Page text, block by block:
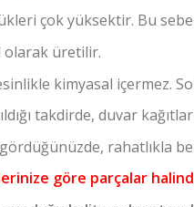
çok yüksektir. Bu
olarak üretilir.
kimyasal içermez.
takdirde, duvar
rahatlıkla
göre parçalar